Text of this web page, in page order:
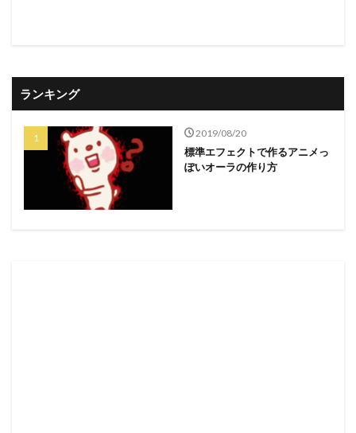
ランキング
2019/08/20
標準エフェクトで作るアニメっ
ぽいオーラの作り方